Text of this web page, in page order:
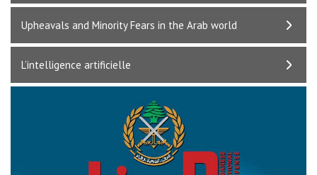
Upheavals and Minority Fears in the Arab world
L’intelligence artificielle